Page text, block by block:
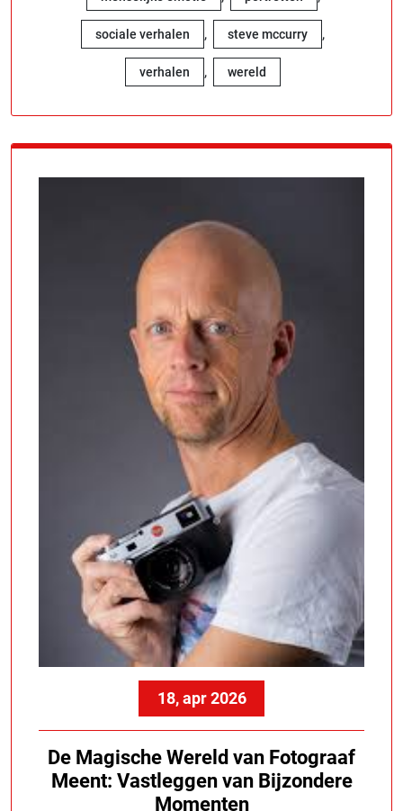
sociale verhalen , steve mccurry ,
verhalen , wereld
18, apr 2026
De Magische Wereld van Fotograaf
Meent: Vastleggen van Bijzondere
Momenten